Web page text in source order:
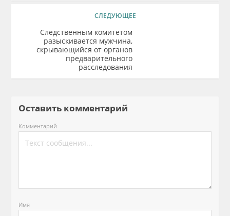
СЛЕДУЮЩЕЕ
Следственным комитетом
разыскивается мужчина,
скрывающийся от органов
предварительного
расследования
Оставить комментарий
Комментарий
Имя